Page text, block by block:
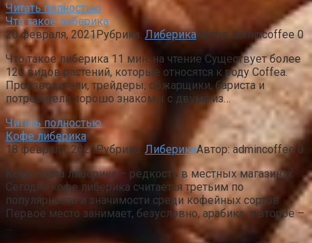
Читать полностью
Что такое либерика
20 февраля, 2021Рубрика: ЛиберикаАвтор: admincoffee 0
Что такое либерика 11 мин. на чтение Существует более
120 видов растений, которые относятся к роду Coffea.
Производители, трейдеры, обжарщики, бариста и
потребители хорошо знакомы с двумя из…
Читать полностью
Кофе либерика
18 февраля, 2021Рубрика: ЛиберикаАвтор: admincoffee 0
Кофе сорта либерика – редкость в местных магазинах
Сегодня кофе либерика считается третьим по
популярности и значимости среди кофейных сортов.
Первое место занимает, безусловно, арабика, а второе –
…